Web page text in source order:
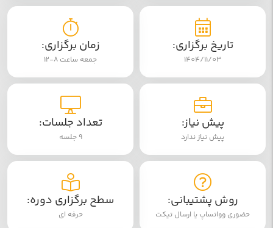
تاریخ برگزاری:
1404/11/03
زمان برگزاری:
جمعه ساعت 8-12
پیش نیاز:
پیش نیاز ندارد
تعداد جلسات:
9 جلسه
روش پشتیبانی:
حضوری وواتساپ یا ارسال تیکت
سطح برگزاری دوره:
حرفه ای